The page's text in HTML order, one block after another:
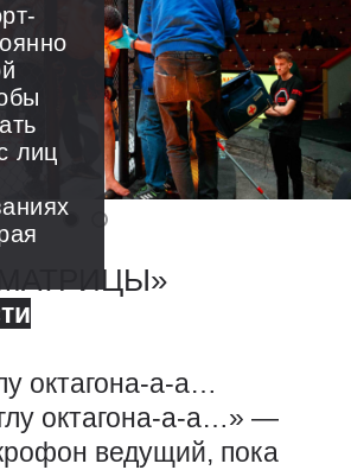
лиц
октагона-а-а…
октагона-а-а…» —
ведущий, пока